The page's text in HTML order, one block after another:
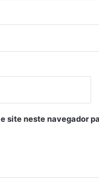
site neste navegador